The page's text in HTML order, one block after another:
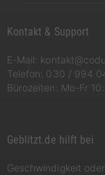
Kontakt & Support
E-Mail:
Telefon: 030 / 994
Bürozeiten: Mo-Fr
Geblitzt.de hilft bei
Geschwindigkeit